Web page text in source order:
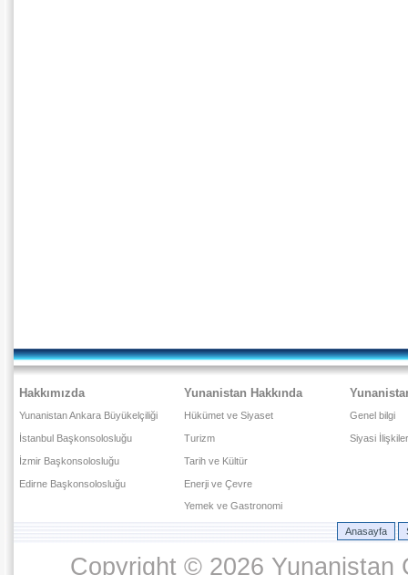
Hakkımızda
Yunanistan Ankara Büyükelçiliği
İstanbul Başkonsolosluğu
İzmir Başkonsolosluğu
Edirne Başkonsolosluğu
Yunanistan Hakkında
Hükümet ve Siyaset
Turizm
Tarih ve Kültür
Enerji ve Çevre
Yemek ve Gastronomi
Genel bilgi
Siyasi İlişkiler
Anasayfa
Copyright © 2026 Yunanistan